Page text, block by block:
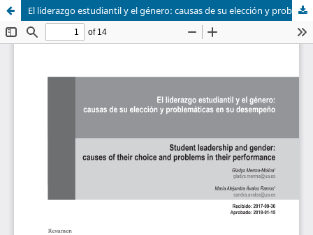
El liderazgo estudiantil y el género: causas de su elección y problemáticas en su desempeño